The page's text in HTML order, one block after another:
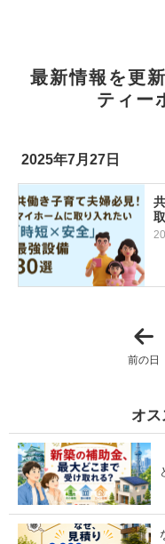
2025年7月27日
最新情報を更
ティー
前の日
オ